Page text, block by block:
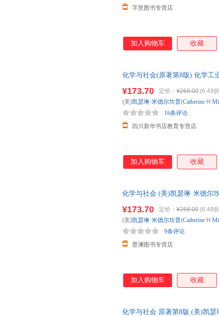
字里图书专营店
加入购物车 收藏
化学与社会(原著第8版) 化学工
¥173.70 定价： ¥268.00 (6.49
四川新华书店教育专营店
16条评论
(美)凯瑟琳·米德尔坎普(Catherine H
加入购物车 收藏
化学与社会 (美)凯瑟琳·米德尔
线客服！
¥173.70 定价： ¥268.00 (6.49
墨渊图书专营店
9条评论
(美)凯瑟琳·米德尔坎普(Catherine H
加入购物车 收藏
化学与社会 原著第8版 (美)凯瑟